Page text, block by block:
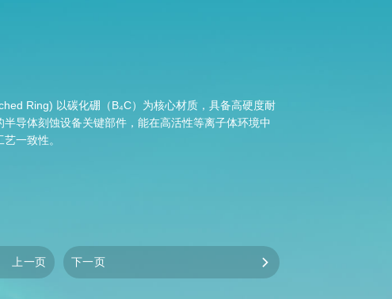
Ring) 以碳化硼（B₄C）为核心材质，具备高硬度耐
导体刻蚀设备关键部件，能在高活性等离子体环境中
一致性。
上一页 下一页